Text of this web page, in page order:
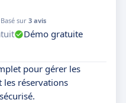
Basé sur 3 avis
Démo gratuite
pour gérer les
les réservations